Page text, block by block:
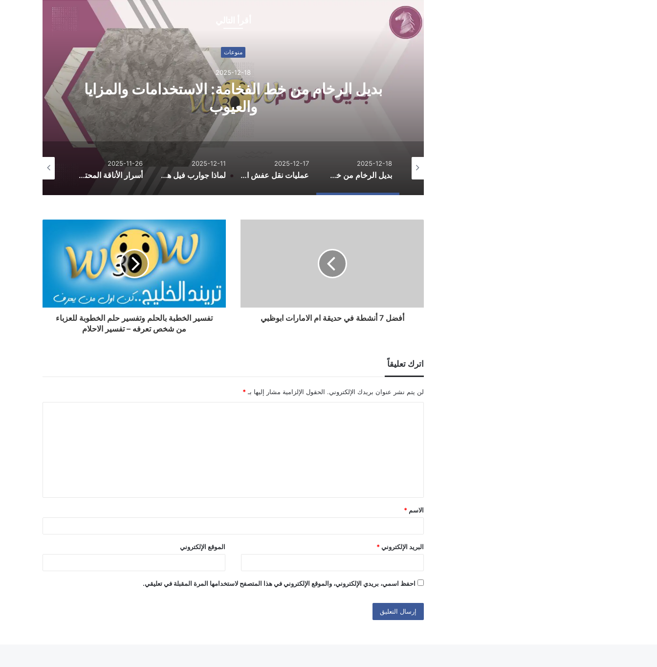
منوعات
2025-12-18
بديل الرخام من خط الفخامة: الاستخدامات والمزايا
والعيوب
2025-12-18
بديل الرخام من خط الفخامة: الاستخدامات والمزايا والعيوب
2025-12-17
عمليات نقل عفش احترافية لتسهيل يوم التنقل
2025-12-11
لماذا جوارب فيل هي الأكثر راحة؟ أسرار الجودة والتصنيع
2025-11-26
أسرار الأناقة المحتشمة: دليل تنسيق الأزياء اليومية من فساتين وأطقم وعبايات
2025-10-26
أفضل 7 أنشطة في حديقة ام الامارات ابوظبي
تفسير الخطبة بالحلم وتفسير حلم الخطوبة للعزباء
من شخص تعرفه – تفسير الاحلام
اترك تعليقاً
لن يتم نشر عنوان بريدك الإلكتروني. الحقول الإلزامية مشار إليها بـ *
ق
*
الاسم *
البريد الإلكتروني * الموقع الإلكتروني
احفظ اسمي، بريدي الإلكتروني، والموقع الإلكتروني في هذا المتصفح لاستخدامها المرة المقبلة في تعليقي.